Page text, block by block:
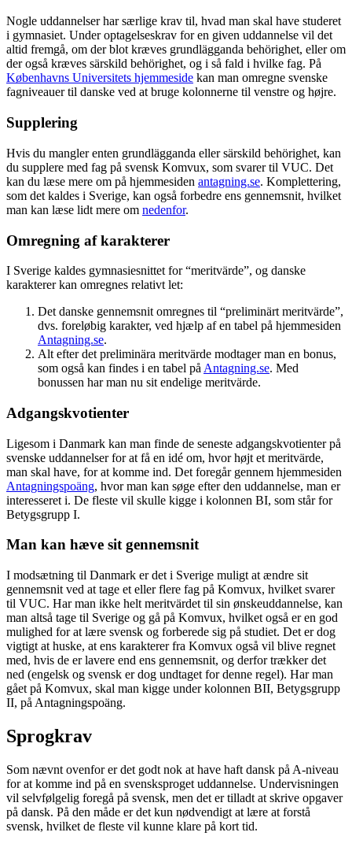
Nogle uddannelser har særlige krav til, hvad man skal have studeret
i gymnasiet. Under optagelseskrav for en given uddannelse vil det
altid fremgå, om der blot kræves grundlägganda behörighet, eller om
der også kræves särskild behörighet, og i så fald i hvilke fag. På
Københavns Universitets hjemmeside kan man omregne svenske
fagniveauer til danske ved at bruge kolonnerne til venstre og højre.
Supplering
Hvis du mangler enten grundlägganda eller särskild behörighet, kan
du supplere med fag på svensk Komvux, som svarer til VUC. Det
kan du læse mere om på hjemmesiden antagning.se. Komplettering,
som det kaldes i Sverige, kan også forbedre ens gennemsnit, hvilket
man kan læse lidt mere om nedenfor.
Omregning af karakterer
I Sverige kaldes gymnasiesnittet for “meritvärde”, og danske
karakterer kan omregnes relativt let:
Det danske gennemsnit omregnes til “preliminärt meritvärde”,
dvs. foreløbig karakter, ved hjælp af en tabel på hjemmesiden
Antagning.se.
Alt efter det preliminära meritvärde modtager man en bonus,
som også kan findes i en tabel på Antagning.se. Med
bonussen har man nu sit endelige meritvärde.
Adgangskvotienter
Ligesom i Danmark kan man finde de seneste adgangskvotienter på
svenske uddannelser for at få en idé om, hvor højt et meritvärde,
man skal have, for at komme ind. Det foregår gennem hjemmesiden
Antagningspoäng, hvor man kan søge efter den uddannelse, man er
interesseret i. De fleste vil skulle kigge i kolonnen BI, som står for
Betygsgrupp I.
Man kan hæve sit gennemsnit
I modsætning til Danmark er det i Sverige muligt at ændre sit
gennemsnit ved at tage et eller flere fag på Komvux, hvilket svarer
til VUC. Har man ikke helt meritvärdet til sin ønskeuddannelse, kan
man altså tage til Sverige og gå på Komvux, hvilket også er en god
mulighed for at lære svensk og forberede sig på studiet. Det er dog
vigtigt at huske, at ens karakterer fra Komvux også vil blive regnet
med, hvis de er lavere end ens gennemsnit, og derfor trækker det
ned (engelsk og svensk er dog undtaget for denne regel). Har man
gået på Komvux, skal man kigge under kolonnen BII, Betygsgrupp
II, på Antagningspoäng.
Sprogkrav
Som nævnt ovenfor er det godt nok at have haft dansk på A-niveau
for at komme ind på en svensksproget uddannelse. Undervisningen
vil selvfølgelig foregå på svensk, men det er tilladt at skrive opgaver
på dansk. På den måde er det kun nødvendigt at lære at forstå
svensk, hvilket de fleste vil kunne klare på kort tid.